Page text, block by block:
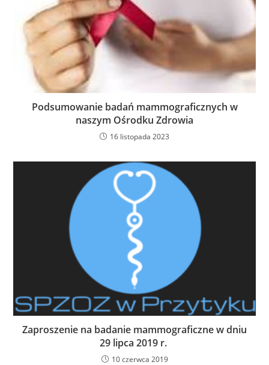
Podsumowanie badań mammograficznych w
naszym Ośrodku Zdrowia
16 listopada 2023
Zaproszenie na badanie mammograficzne w dniu
29 lipca 2019 r.
10 czerwca 2019